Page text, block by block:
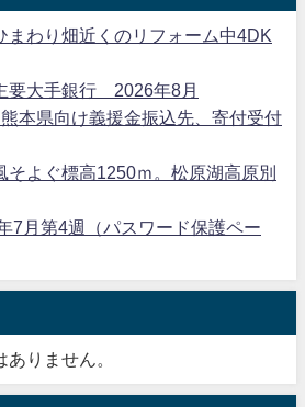
まわり畑近くのリフォーム中4DK
要大手銀行 2026年8月
本県向け義援金振込先、寄付受付
そよぐ標高1250ｍ。松原湖高原別
7月第4週（パスワード保護ペー
りません。